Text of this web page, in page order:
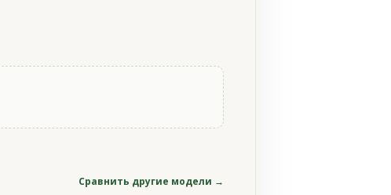
Сравнить другие модели →